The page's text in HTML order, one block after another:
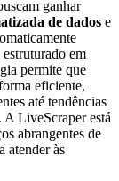
ganhar
de dados e
em
permite que
eficiente,
até tendências
A LiveScraper está
abrangentes de
atender às